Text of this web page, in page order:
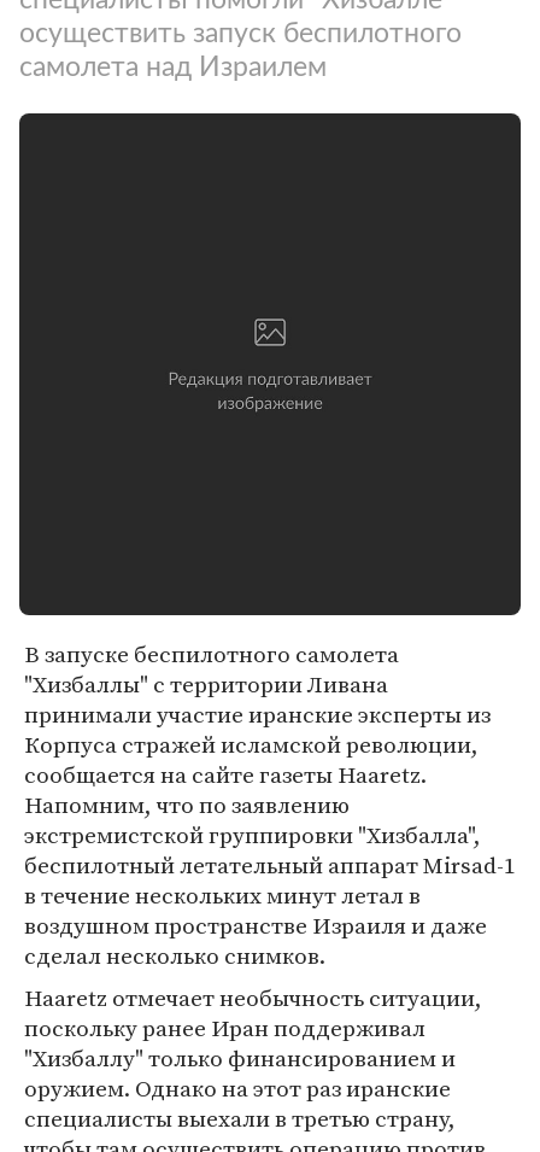
осуществить запуск беспилотного
самолета над Израилем
В запуске беспилотного самолета
"Хизбаллы" с территории Ливана
принимали участие иранские эксперты из
Корпуса стражей исламской революции,
сообщается на сайте газеты Haaretz.
Напомним, что по заявлению
экстремистской группировки "Хизбалла",
беспилотный летательный аппарат Mirsad-1
в течение нескольких минут летал в
воздушном пространстве Израиля и даже
сделал несколько снимков.
Haaretz отмечает необычность ситуации,
поскольку ранее Иран поддерживал
"Хизбаллу" только финансированием и
оружием. Однако на этот раз иранские
специалисты выехали в третью страну,